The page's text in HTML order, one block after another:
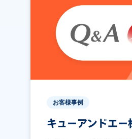
お客様事例
キューアンドエー